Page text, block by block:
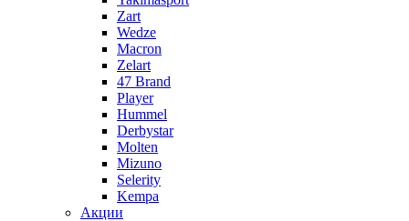
Zart
Wedze
Macron
Zelart
47 Brand
Player
Hummel
Derbystar
Molten
Mizuno
Selerity
Kempa
Акции